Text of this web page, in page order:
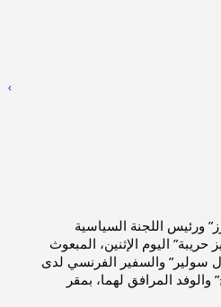
للدولة الدكتور “محمد
“مسعود عبيد” ومقرر
ورئيس اللجنة السياسية
حريبة” اليوم الإثنين، المبعوث
سولير” والسفير الفرنسي لدى
المرافق لهما، بمقر